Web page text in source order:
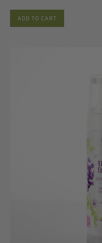
ADD TO CART